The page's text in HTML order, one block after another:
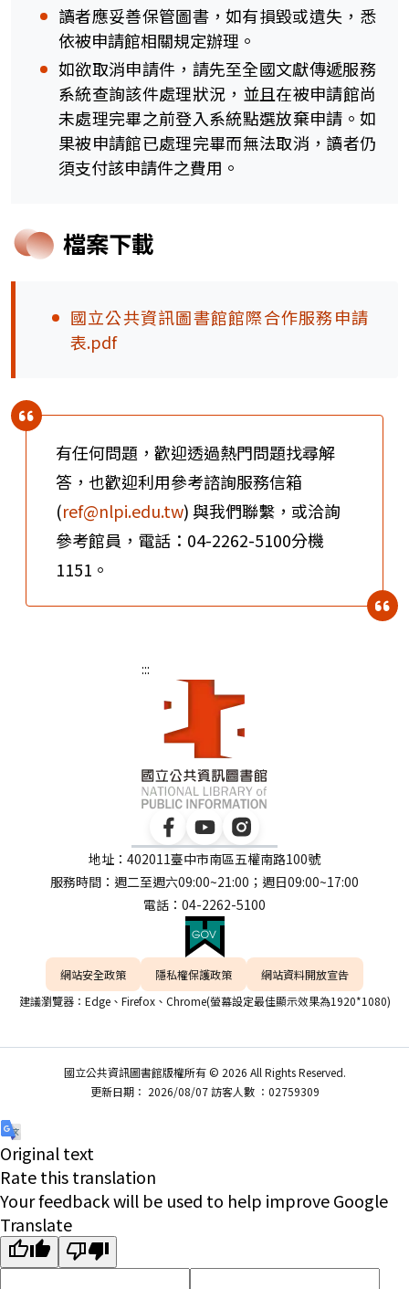
讀者應妥善保管圖書，如有損毀或遺失，悉
依被申請館相關規定辦理。
如欲取消申請件，請先至全國文獻傳遞服務
系統查詢該件處理狀況，並且在被申請館尚
未處理完畢之前登入系統點選放棄申請。如
果被申請館已處理完畢而無法取消，讀者仍
須支付該申請件之費用。
檔案下載
國立公共資訊圖書館館際合作服務申請
表.pdf
有任何問題，歡迎透過熱門問題找尋解
答，也歡迎利用參考諮詢服務信箱
(ref@nlpi.edu.tw) 與我們聯繫，或洽詢
參考館員，電話：04-2262-5100分機
1151。
:::
地址：402011臺中市南區五權南路100號
服務時間：週二至週六09:00~21:00；週日09:00~17:00
電話：04-2262-5100
網站安全政策 隱私權保護政策
網站資料開放宣告
建議瀏覽器：Edge、Firefox、Chrome(螢幕設定最佳顯示效果為1920*1080)
國立公共資訊圖書館版權所有 © 2026 All Rights Reserved.
更新日期： 2026/08/07 訪客人數 ：02759309
Original text
Rate this translation
Your feedback will be used to help improve Google
Translate